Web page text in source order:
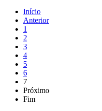
Início
Anterior
1
2
3
4
5
6
7
Próximo
Fim